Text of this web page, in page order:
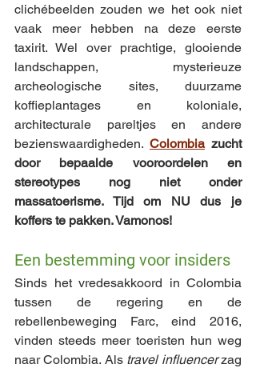
clichébeelden zouden we het ook niet
vaak meer hebben na deze eerste
taxirit. Wel over prachtige, glooiende
landschappen, mysterieuze
archeologische sites, duurzame
koffieplantages en koloniale,
architecturale pareltjes en andere
bezienswaardigheden. Colombia zucht
door bepaalde vooroordelen en
stereotypes nog niet onder
massatoerisme. Tijd om NU dus je
koffers te pakken. Vamonos!
Een bestemming voor insiders
Sinds het vredesakkoord in Colombia
tussen de regering en de
rebellenbeweging Farc, eind 2016,
vinden steeds meer toeristen hun weg
naar Colombia. Als travel influencer zag